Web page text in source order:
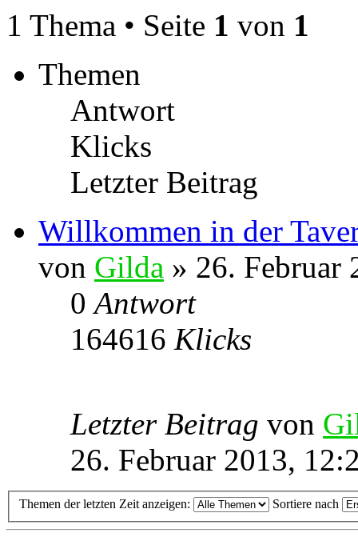
1 Thema • Seite 1 von 1
Themen
Antwort
Klicks
Letzter Beitrag
Willkommen in der
von Gilda » 26. Februar
0Antwort
164616 Klicks
Letzter Beitrag von
26. Februar 2013,
Themen der letzten Zeit anzeigen: Sortiere nach